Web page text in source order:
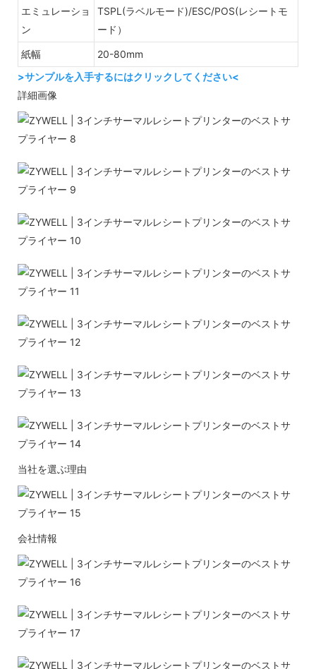
エミュレーショ
ン
TSPL(ラベルモード)/ESC/POS(レシートモ
ード）
紙幅
20-80mm
>サンプルを入手するにはクリックしてください<
詳細画像
当社を選ぶ理由
会社情報